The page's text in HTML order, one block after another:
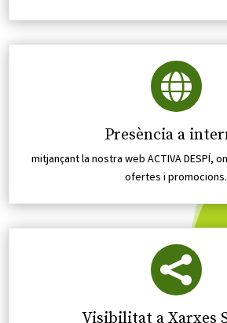

Presència a
mitjançant la nostra web ACTIVA DESPÍ,
ofertes i promocions.

Visibilitat a Xarxes